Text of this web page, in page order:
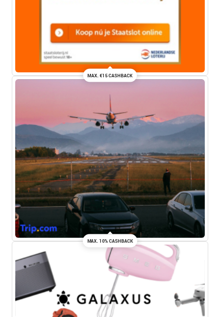
MAX. €15 CASHBACK
MAX. 10% CASHBACK